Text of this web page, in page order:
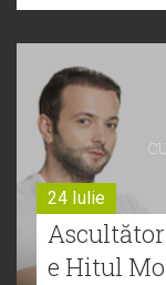
24 Iulie
e Hitul